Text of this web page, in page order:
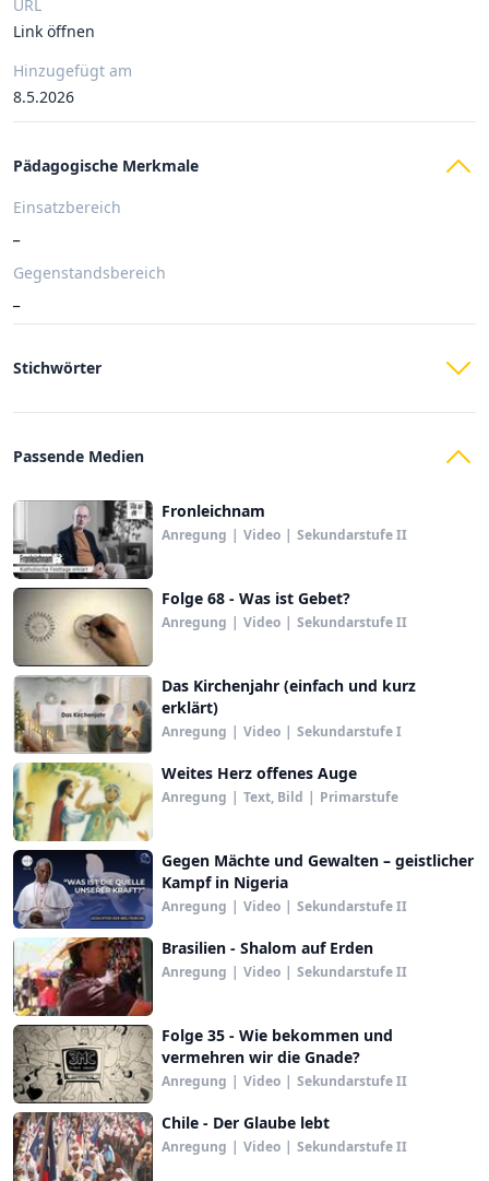
URL
Link öffnen
Hinzugefügt am
8.5.2026
Pädagogische Merkmale
Einsatzbereich
Gegenstandsbereich
Stichwörter
Passende Medien
Fronleichnam
Anregung | Video | Sekundarstufe II
Folge 68 - Was ist Gebet?
Anregung | Video | Sekundarstufe II
Das Kirchenjahr (einfach und kurz
erklärt)
Anregung | Video | Sekundarstufe I
Weites Herz offenes Auge
Anregung | Text, Bild | Primarstufe
Gegen Mächte und Gewalten – geistlicher
Kampf in Nigeria
Anregung | Video | Sekundarstufe II
Brasilien - Shalom auf Erden
Anregung | Video | Sekundarstufe II
Folge 35 - Wie bekommen und
vermehren wir die Gnade?
Anregung | Video | Sekundarstufe II
Chile - Der Glaube lebt
Anregung | Video | Sekundarstufe II